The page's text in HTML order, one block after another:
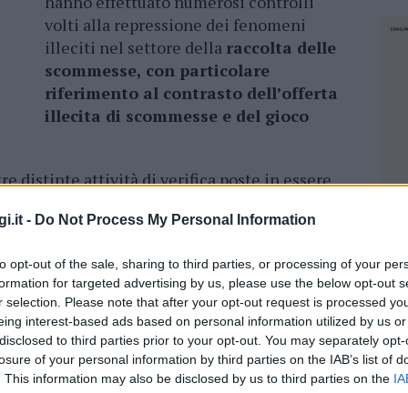
- Do Not Process My Personal Information
opt-out of the sale, sharing to third parties, or processing of your
for targeted advertising by us, please use the below opt-out
selection. Please note that after your opt-out request is processed
interest-based ads based on personal information utilized by us
to third parties prior to your opt-out. You may separately
of your personal information by third parties on the IAB’s list of
This information may also be disclosed by us to third parties on the
volti alla repressione dei fenomeni
illeciti nel settore della raccolta delle
scommesse, con particolare
riferimento al contrasto dell’offerta
illecita di scommesse e del gioco
distinte attività di verifica poste in essere
Olbia e La Maddalena
gli operanti, coadiuvati dai militari
hanno riscontrato, all’interno di un centro di
sede nell’isola de La Maddalena, la
che consentiva di effettuare
prevista e punita dal cosiddetto
posta sotto sequestro amministrativo e